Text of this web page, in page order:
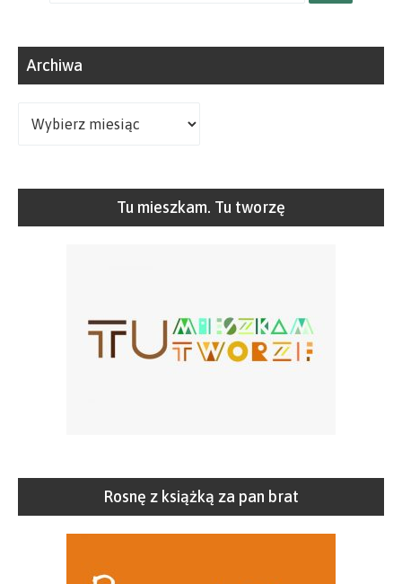
Archiwa
Tu mieszkam. Tu tworzę
Rosnę z książką za pan brat